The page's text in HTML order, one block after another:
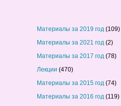
Материалы за 2019 год (109)
Материалы за 2021 год (2)
Материалы за 2017 год (78)
Лекции (470)
Материалы за 2015 год (74)
Материалы за 2016 год (119)